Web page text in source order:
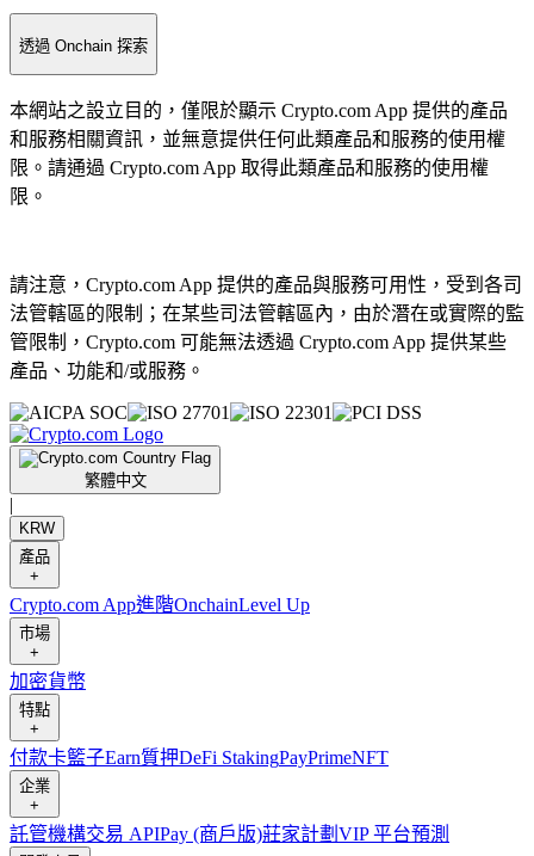
透過 Onchain 探索
本網站之設立目的，僅限於顯示 Crypto.com App 提供的產品
和服務相關資訊，並無意提供任何此類產品和服務的使用權
限。請通過 Crypto.com App 取得此類產品和服務的使用權
限。
請注意，Crypto.com App 提供的產品與服務可用性，受到各司
法管轄區的限制；在某些司法管轄區內，由於潛在或實際的監
管限制，Crypto.com 可能無法透過 Crypto.com App 提供某些
產品、功能和/或服務。
繁體中文
|
KRW
產品
+
Crypto.com App進階OnchainLevel Up
市場
+
加密貨幣
特點
+
付款卡籃子Earn質押DeFi StakingPayPrimeNFT
企業
+
託管機構交易 APIPay (商戶版)莊家計劃 VIP 平台預測